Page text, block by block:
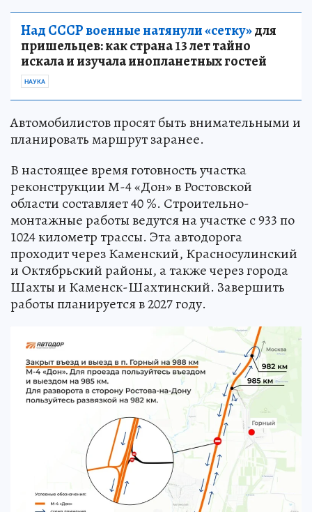
Над СССР военные натянули «сетку»для
пришельцев: как страна 13 лет тайно
искала и изучала инопланетных гостей
НАУКА
Автомобилистов просят быть внимательными и
планировать маршрут заранее.
В настоящее время готовность участка
реконструкции М-4 «Дон» в Ростовской
области составляет 40 %. Строительно-
монтажные работы ведутся на участке с 933 по
1024 километр трассы. Эта автодорога
проходит через Каменский, Красносулинский
и Октябрьский районы, а также через города
Шахты и Каменск-Шахтинский. Завершить
работы планируется в 2027 году.